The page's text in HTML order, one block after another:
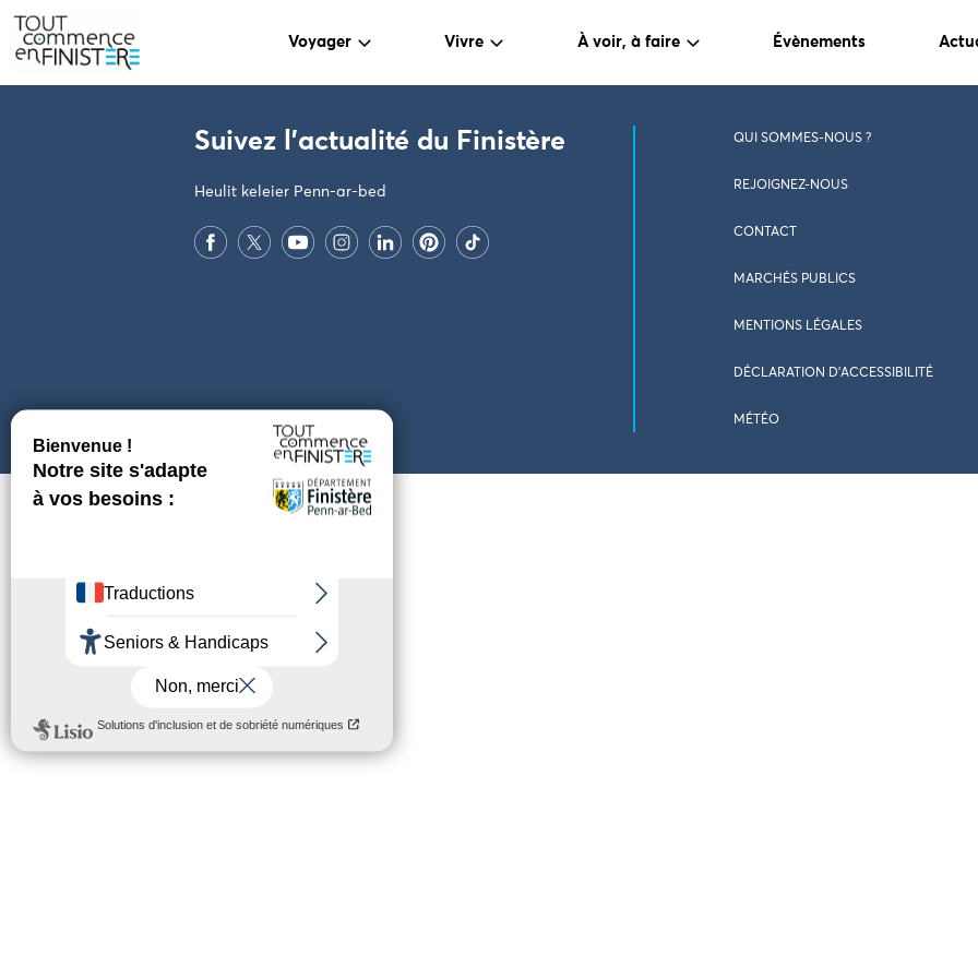
Voyager Vivre À voir, à faire Évènements
PARAMÈTRES DES COOKIES
Suivez l'actualité du Finistère
Heulit keleier Penn-ar-bed
QUI SOMMES-NOUS ?
REJOIGNEZ-NOUS
CONTACT
MARCHÉS PUBLICS
MENTIONS LÉGALES
DÉCLARATION D’ACCESSIBILITÉ
MÉTÉO